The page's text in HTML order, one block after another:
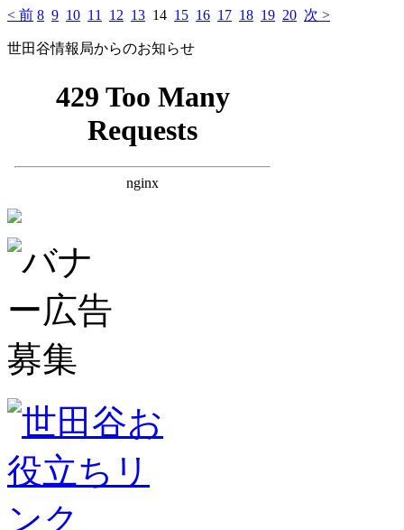
< 前 8 9 10 11 12 13 14 15 16 17 18 19 20 次 >
世田谷情報局からのお知らせ